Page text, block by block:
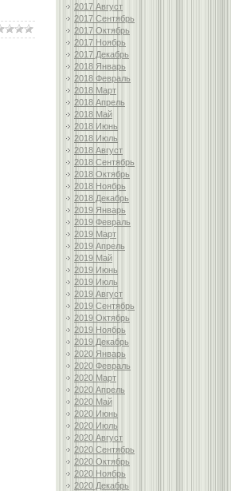
2017 Август
2017 Сентябрь
2017 Октябрь
2017 Ноябрь
2017 Декабрь
2018 Январь
2018 Февраль
2018 Март
2018 Апрель
2018 Май
2018 Июнь
2018 Июль
2018 Август
2018 Сентябрь
2018 Октябрь
2018 Ноябрь
2018 Декабрь
2019 Январь
2019 Февраль
2019 Март
2019 Апрель
2019 Май
2019 Июнь
2019 Июль
2019 Август
2019 Сентябрь
2019 Октябрь
2019 Ноябрь
2019 Декабрь
2020 Январь
2020 Февраль
2020 Март
2020 Апрель
2020 Май
2020 Июнь
2020 Июль
2020 Август
2020 Сентябрь
2020 Октябрь
2020 Ноябрь
2020 Декабрь